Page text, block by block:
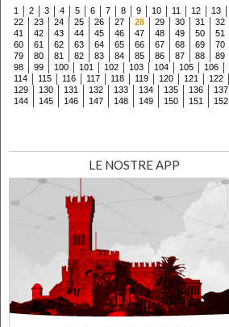
1 2 3 4 5 6 7 8 9 10 11 12 13
22
23 24 25 26 27 28 29 30 31 32
41
42 43 44 45 46 47 48 49 50 51
60
61 62 63 64 65 66 67 68 69 70
79
80 81 82 83 84 85 86 87 88 89
98
99 100 101 102 103 104 105 106
114
115 116 117 118 119 120 121 122
129
130 131 132 133 134 135 136 137
144
145 146 147 148 149 150 151 152
LE NOSTRE APP